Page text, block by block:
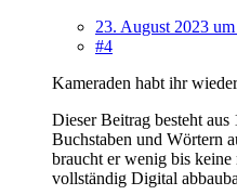
23. August 2023
#4
Kameraden habt ihr
Dieser Beitrag besteht
Buchstaben und Wörtern
braucht er wenig bis keine
vollständig Digital